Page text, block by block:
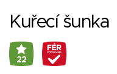
Kuřecí šunka
22